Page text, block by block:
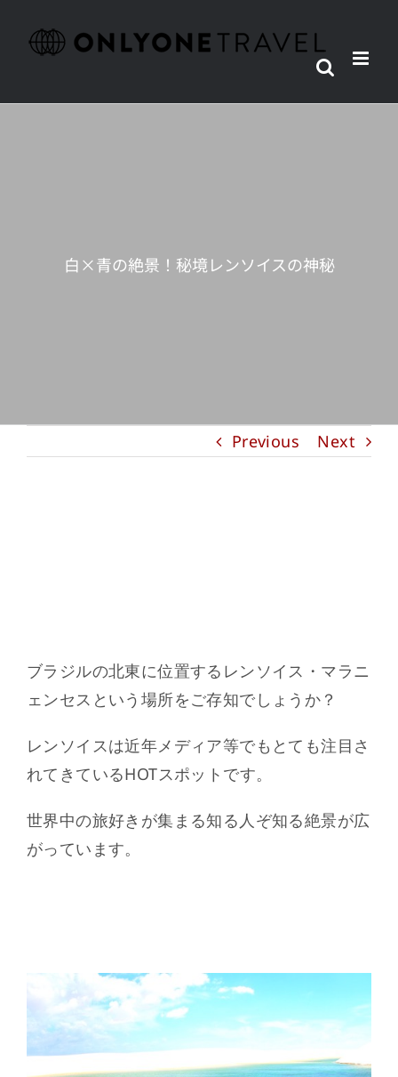
白×青の絶景！秘境レンソイスの神秘
Previous Next
ブラジルの北東に位置するレンソイス・マラニ
ェンセスという場所をご存知でしょうか？
レンソイスは近年メディア等でもとても注目さ
れてきているHOTスポットです。
世界中の旅好きが集まる知る人ぞ知る絶景が広
がっています。